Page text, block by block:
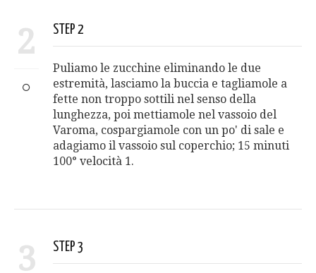
2 STEP 2
Puliamo le zucchine eliminando le due
estremità, lasciamo la buccia e tagliamole a
fette non troppo sottili nel senso della
lunghezza, poi mettiamole nel vassoio del
Varoma, cospargiamole con un po' di sale e
adagiamo il vassoio sul coperchio; 15 minuti
100° velocità 1.
3 STEP 3